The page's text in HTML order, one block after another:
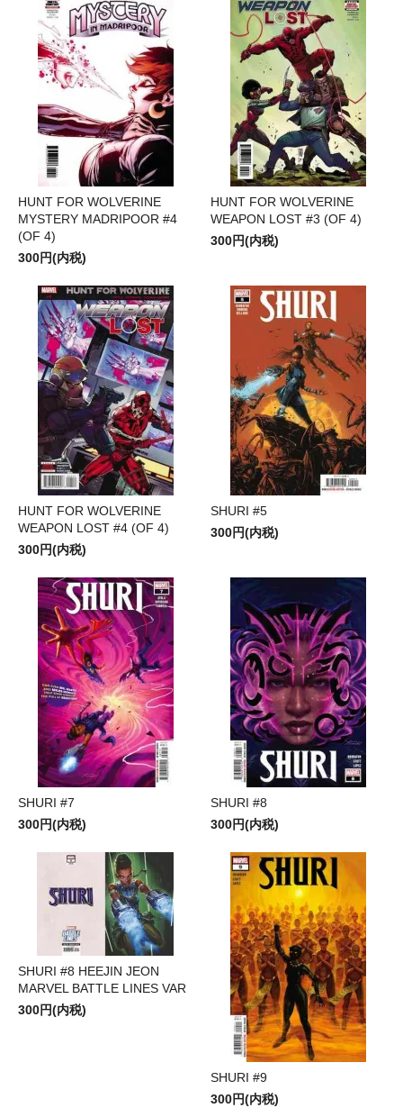
HUNT FOR WOLVERINE
MYSTERY MADRIPOOR #4
(OF 4)
300円(内税)
HUNT FOR WOLVERINE
WEAPON LOST #3 (OF 4)
300円(内税)
HUNT FOR WOLVERINE
WEAPON LOST #4 (OF 4)
300円(内税)
SHURI #5
300円(内税)
SHURI #7
300円(内税)
SHURI #8
300円(内税)
SHURI #8 HEEJIN JEON
MARVEL BATTLE LINES VAR
300円(内税)
SHURI #9
300円(内税)